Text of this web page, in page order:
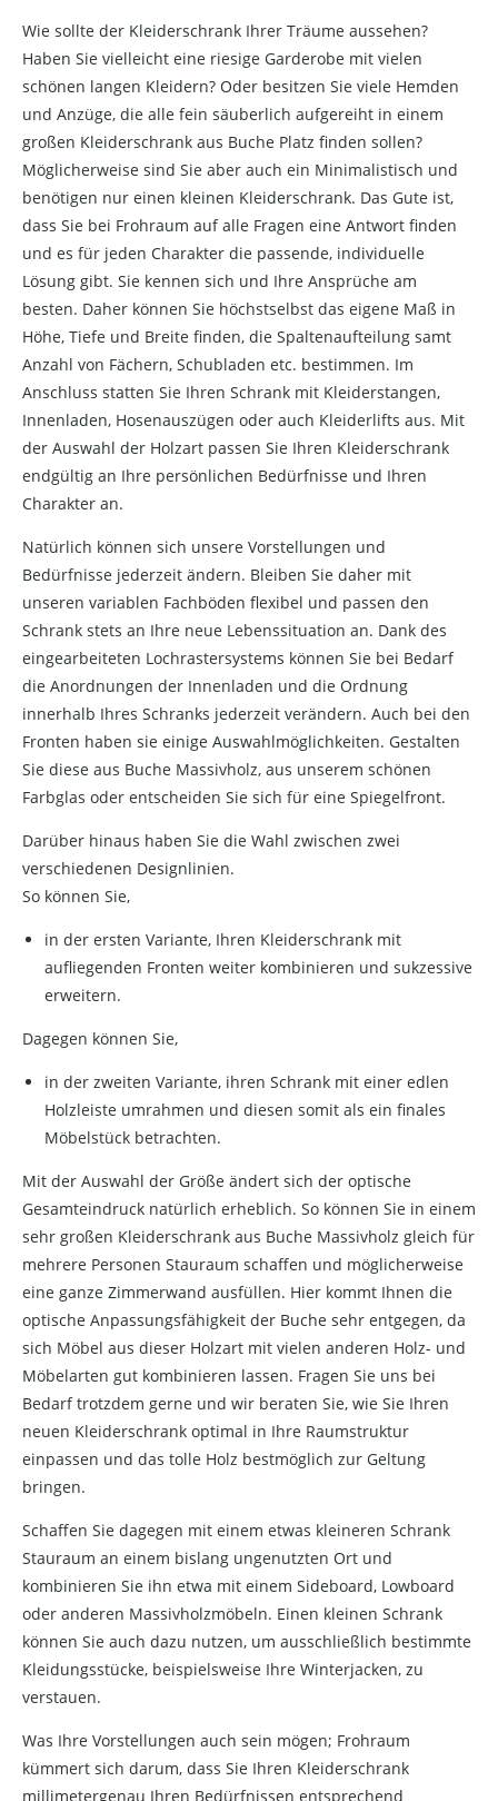
Wie sollte der Kleiderschrank Ihrer Träume aussehen?
Haben Sie vielleicht eine riesige Garderobe mit vielen
schönen langen Kleidern? Oder besitzen Sie viele Hemden
und Anzüge, die alle fein säuberlich aufgereiht in einem
großen Kleiderschrank aus Buche Platz finden sollen?
Möglicherweise sind Sie aber auch ein Minimalistisch und
benötigen nur einen kleinen Kleiderschrank. Das Gute ist,
dass Sie bei Frohraum auf alle Fragen eine Antwort finden
und es für jeden Charakter die passende, individuelle
Lösung gibt. Sie kennen sich und Ihre Ansprüche am
besten. Daher können Sie höchstselbst das eigene Maß in
Höhe, Tiefe und Breite finden, die Spaltenaufteilung samt
Anzahl von Fächern, Schubladen etc. bestimmen. Im
Anschluss statten Sie Ihren Schrank mit Kleiderstangen,
Innenladen, Hosenauszügen oder auch Kleiderlifts aus. Mit
der Auswahl der Holzart passen Sie Ihren Kleiderschrank
endgültig an Ihre persönlichen Bedürfnisse und Ihren
Charakter an.
Natürlich können sich unsere Vorstellungen und
Bedürfnisse jederzeit ändern. Bleiben Sie daher mit
unseren variablen Fachböden flexibel und passen den
Schrank stets an Ihre neue Lebenssituation an. Dank des
eingearbeiteten Lochrastersystems können Sie bei Bedarf
die Anordnungen der Innenladen und die Ordnung
innerhalb Ihres Schranks jederzeit verändern. Auch bei den
Fronten haben sie einige Auswahlmöglichkeiten. Gestalten
Sie diese aus Buche Massivholz, aus unserem schönen
Farbglas oder entscheiden Sie sich für eine Spiegelfront.
Darüber hinaus haben Sie die Wahl zwischen zwei
verschiedenen Designlinien.
So können Sie,
in der ersten Variante, Ihren Kleiderschrank mit
aufliegenden Fronten weiter kombinieren und sukzessive
erweitern.
Dagegen können Sie,
in der zweiten Variante, ihren Schrank mit einer edlen
Holzleiste umrahmen und diesen somit als ein finales
Möbelstück betrachten.
Mit der Auswahl der Größe ändert sich der optische
Gesamteindruck natürlich erheblich. So können Sie in einem
sehr großen Kleiderschrank aus Buche Massivholz gleich für
mehrere Personen Stauraum schaffen und möglicherweise
eine ganze Zimmerwand ausfüllen. Hier kommt Ihnen die
optische Anpassungsfähigkeit der Buche sehr entgegen, da
sich Möbel aus dieser Holzart mit vielen anderen Holz- und
Möbelarten gut kombinieren lassen. Fragen Sie uns bei
Bedarf trotzdem gerne und wir beraten Sie, wie Sie Ihren
neuen Kleiderschrank optimal in Ihre Raumstruktur
einpassen und das tolle Holz bestmöglich zur Geltung
bringen.
Schaffen Sie dagegen mit einem etwas kleineren Schrank
Stauraum an einem bislang ungenutzten Ort und
kombinieren Sie ihn etwa mit einem Sideboard, Lowboard
oder anderen Massivholzmöbeln. Einen kleinen Schrank
können Sie auch dazu nutzen, um ausschließlich bestimmte
Kleidungsstücke, beispielsweise Ihre Winterjacken, zu
verstauen.
Was Ihre Vorstellungen auch sein mögen; Frohraum
kümmert sich darum, dass Sie Ihren Kleiderschrank
millimetergenau Ihren Bedürfnissen entsprechend